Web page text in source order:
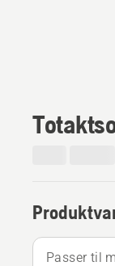
Passer til